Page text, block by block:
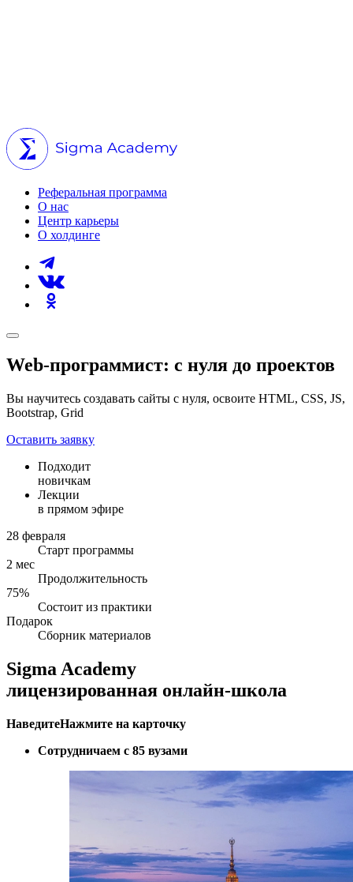
Реферальная программа
О нас
Центр карьеры
О холдинге
Web-программист: с нуля до проектов
Вы научитесь создавать сайты с нуля, освоите HTML, CSS, JS,
Bootstrap, Grid
Оставить заявку
Подходит
новичкам
Лекции
в прямом эфире
28 февраля
Старт программы
2 мес
Продолжительность
75%
Состоит из практики
Подарок
Сборник материалов
Sigma Academy
лицензированная онлайн-школа
НаведитеНажмите на карточку
Сотрудничаем с 85 вузами